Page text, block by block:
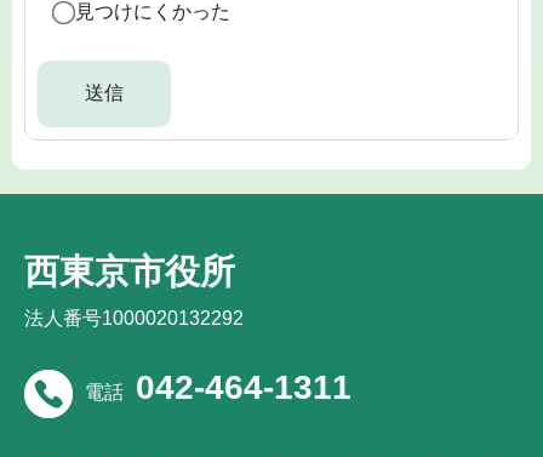
見つけにくかった
西東京市役所
法人番号1000020132292
電話 042-464-1311